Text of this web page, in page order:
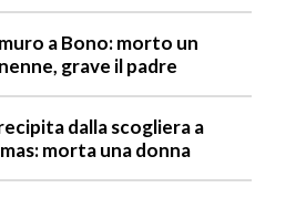
a Bono: morto un
grave il padre
dalla scogliera a
morta una donna